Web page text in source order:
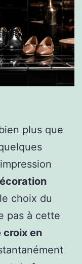
plus que
choix du
pas à cette
croix en